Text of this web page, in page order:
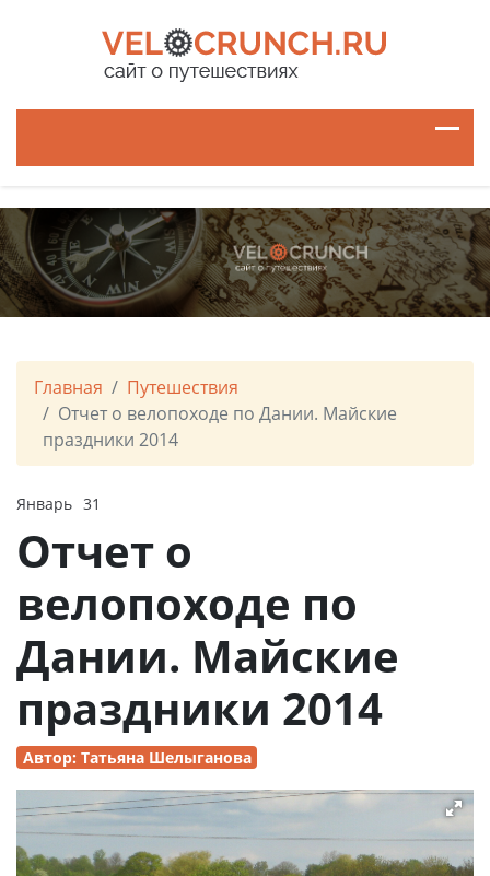
Главная
Путешествия
Отчет о велопоходе по Дании. Майские
праздники 2014
Январь 31
Отчет о
велопоходе по
Дании. Майские
праздники 2014
Автор: Татьяна Шелыганова